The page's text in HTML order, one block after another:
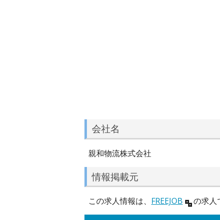
会社名
親和物流株式会社
情報掲載元
この求人情報は、 FREEJOB の求人